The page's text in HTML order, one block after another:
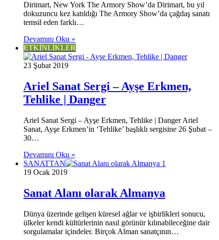
Dirimart, New York The Armory Show’da Dirimart, bu yıl
dokuzuncu kez katıldığı The Armory Show’da çağdaş sanatı
temsil eden farklı…
Devamını Oku »
ETKİNLİKLER
23 Şubat 2019
Ariel Sanat Sergi – Ayşe Erkmen,
Tehlike | Danger
Ariel Sanat Sergi – Ayşe Erkmen, Tehlike | Danger Ariel
Sanat, Ayşe Erkmen’in ‘Tehlike’ başlıklı sergisine 26 Şubat –
30…
Devamını Oku »
SANATTAN
19 Ocak 2019
Sanat Alanı olarak Almanya
Dünya üzerinde gelişen küresel ağlar ve işbirlikleri sonucu,
ülkeler kendi kültürlerinin nasıl görünür kılınabileceğine dair
sorgulamalar içindeler. Birçok Alman sanatçının…